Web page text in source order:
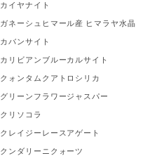
カイヤナイト
ガネーシュヒマール産 ヒマラヤ水晶
カバンサイト
カリビアンブルーカルサイト
クォンタムクアトロシリカ
グリーンフラワージャスパー
クリソコラ
クレイジーレースアゲート
クンダリーニクォーツ